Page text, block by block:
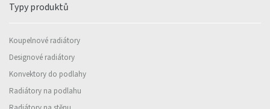
Typy produktů
Koupelnové radiátory
Designové radiátory
Konvektory do podlahy
Radiátory na podlahu